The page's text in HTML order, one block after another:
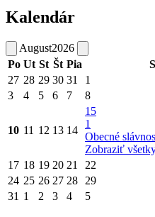
Kalendár
August2026
Po Ut St Št Pia
27 28 29 30 31 1
3
4 5 6 7 8
10 11 12 13 14
15
1
Obecné
Zobraziť
17 18 19 20 21 22
24 25 26 27 28 29
31 1 2 3 4 5